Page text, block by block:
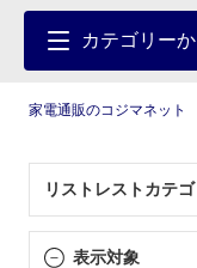
カテゴリー
家電通販のコジマネット
リストレストカテ
表示対象